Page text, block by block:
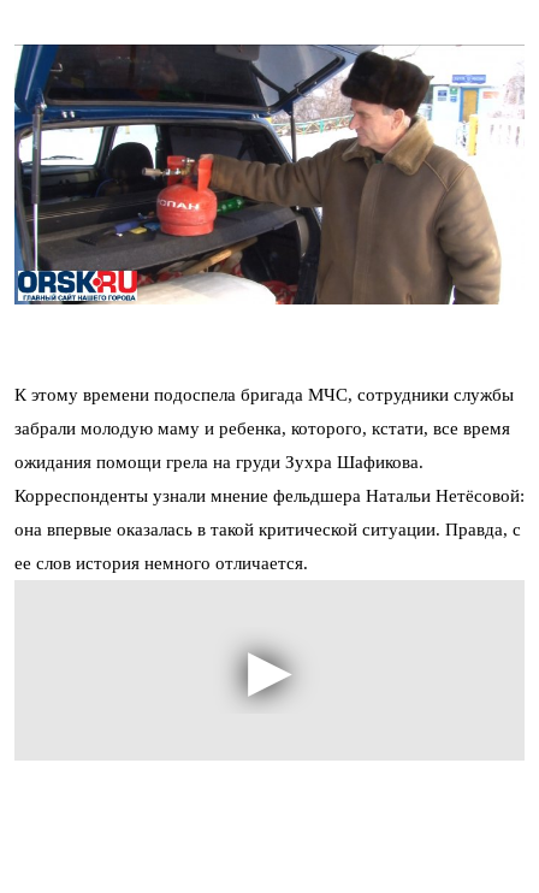
К этому времени подоспела бригада МЧС, сотрудники службы
забрали молодую маму и ребенка, которого, кстати, все время
ожидания помощи грела на груди Зухра Шафикова.
Корреспонденты узнали мнение фельдшера Натальи Нетёсовой:
она впервые оказалась в такой критической ситуации. Правда, с
ее слов история немного отличается.